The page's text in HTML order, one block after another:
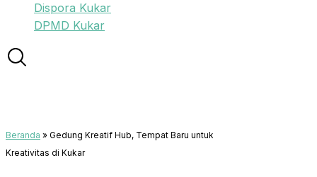
Dispora Kukar
DPMD Kukar
Beranda » Gedung Kreatif Hub, Tempat Baru untuk
Kreativitas di Kukar